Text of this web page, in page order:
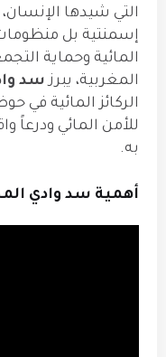
التي شيدها
إسمنتية بل منظومات
المائية وحماية
المغربية، يبرزسد
الركائز المائية
للأمن المائي ودرعاً
به.
أهمية سد وادي